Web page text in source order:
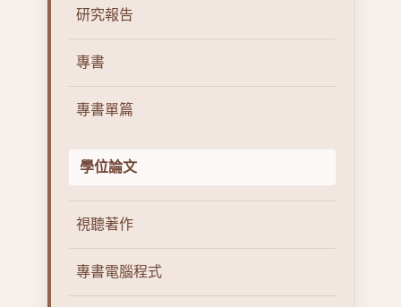
研究報告
專書
專書單篇
學位論文
視聽著作
專書電腦程式